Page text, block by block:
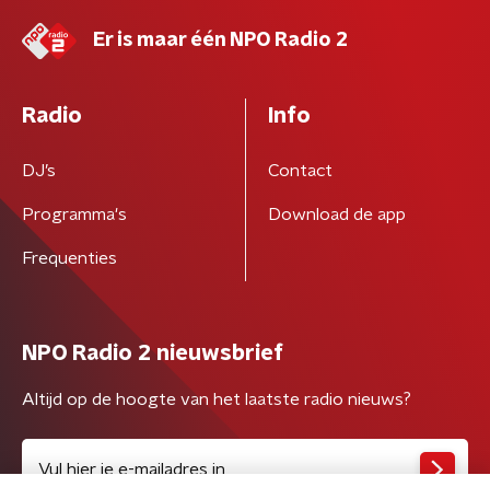
Er is maar één NPO Radio 2
Radio
DJ’s
Programma's
Frequenties
Info
Contact
Download de app
NPO Radio 2 nieuwsbrief
Altijd op de hoogte van het laatste radio nieuws?